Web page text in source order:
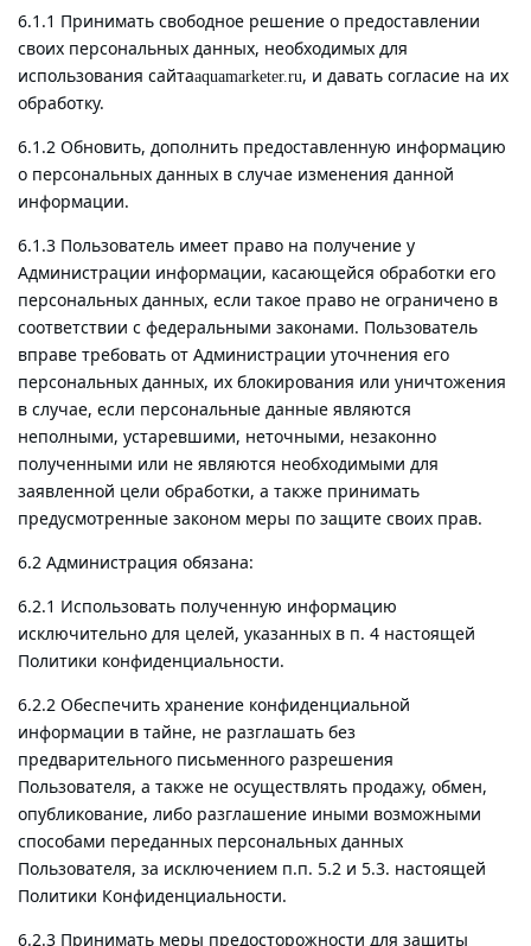
6.1.1 Принимать свободное решение о предоставлении
своих персональных данных, необходимых для
использования сайтаaquamarketer.ru, и давать согласие на их
обработку.
6.1.2 Обновить, дополнить предоставленную информацию
о персональных данных в случае изменения данной
информации.
6.1.3 Пользователь имеет право на получение у
Администрации информации, касающейся обработки его
персональных данных, если такое право не ограничено в
соответствии с федеральными законами. Пользователь
вправе требовать от Администрации уточнения его
персональных данных, их блокирования или уничтожения
в случае, если персональные данные являются
неполными, устаревшими, неточными, незаконно
полученными или не являются необходимыми для
заявленной цели обработки, а также принимать
предусмотренные законом меры по защите своих прав.
6.2 Администрация обязана:
6.2.1 Использовать полученную информацию
исключительно для целей, указанных в п. 4 настоящей
Политики конфиденциальности.
6.2.2 Обеспечить хранение конфиденциальной
информации в тайне, не разглашать без
предварительного письменного разрешения
Пользователя, а также не осуществлять продажу, обмен,
опубликование, либо разглашение иными возможными
способами переданных персональных данных
Пользователя, за исключением п.п. 5.2 и 5.3. настоящей
Политики Конфиденциальности.
6.2.3 Принимать меры предосторожности для защиты